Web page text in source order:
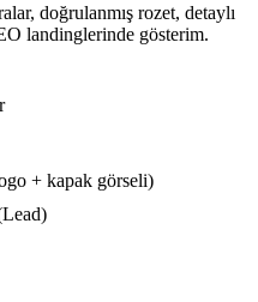
doğrulanmış rozet, detaylı
landinglerinde gösterim.
+ kapak görseli)